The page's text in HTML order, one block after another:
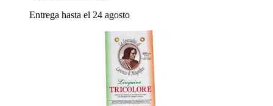
Entrega hasta el 24 agosto